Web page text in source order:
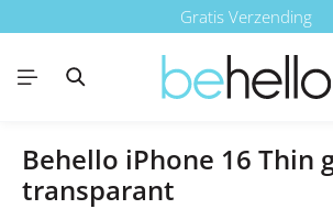
Ga naar de hoofdinhoudGratis Verzending
Behello iPhone 16 Thin
transparant